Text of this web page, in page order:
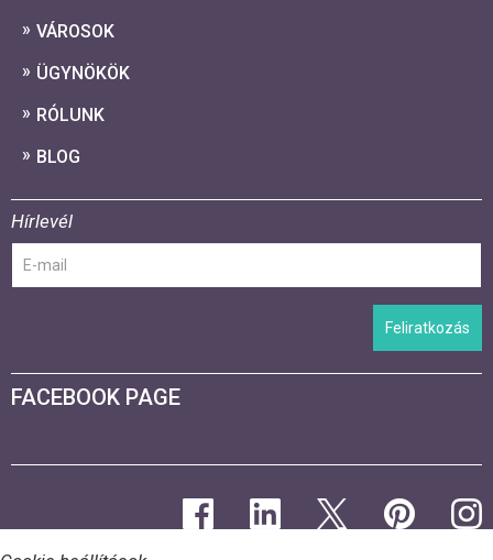
VÁROSOK
ÜGYNÖKÖK
RÓLUNK
BLOG
Hírlevél
Feliratkozás
FACEBOOK PAGE